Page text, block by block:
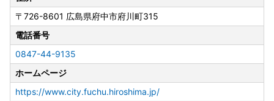
〒726-8601 広島県府中市府川町315
電話番号
0847-44-9135
ホームページ
https://www.city.fuchu.hiroshima.jp/